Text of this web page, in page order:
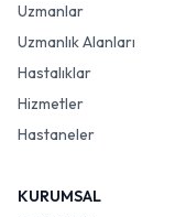
Uzmanlar
Uzmanlık Alanları
Hastalıklar
Hizmetler
Hastaneler
KURUMSAL